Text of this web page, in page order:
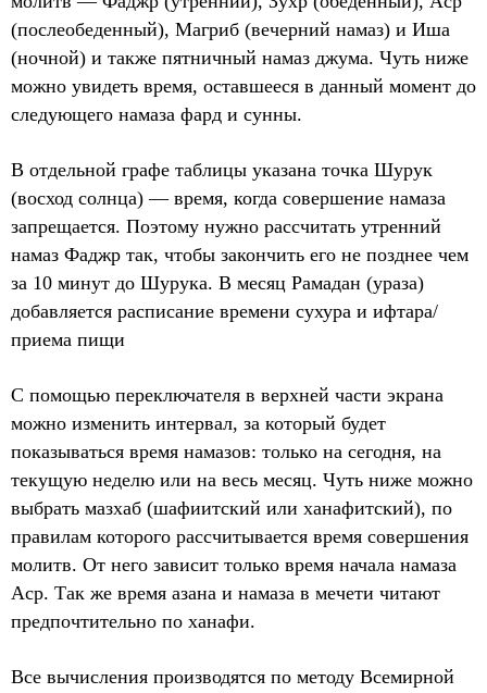
(послеобеденный), Магриб (вечерний намаз) и Иша
(ночной) и также пятничный намаз джума. Чуть ниже
можно увидеть время, оставшееся в данный момент до
следующего намаза фард и сунны.
В отдельной графе таблицы указана точка Шурук
(восход солнца) — время, когда совершение намаза
запрещается. Поэтому нужно рассчитать утренний
намаз Фаджр так, чтобы закончить его не позднее чем
за 10 минут до Шурука. В месяц Рамадан (ураза)
добавляется расписание времени сухура и ифтара/
приема пищи
С помощью переключателя в верхней части экрана
можно изменить интервал, за который будет
показываться время намазов: только на сегодня, на
текущую неделю или на весь месяц. Чуть ниже можно
выбрать мазхаб (шафиитский или ханафитский), по
правилам которого рассчитывается время совершения
молитв. От него зависит только время начала намаза
Аср. Так же время азана и намаза в мечети читают
предпочтительно по ханафи.
Все вычисления производятся по методу Всемирной